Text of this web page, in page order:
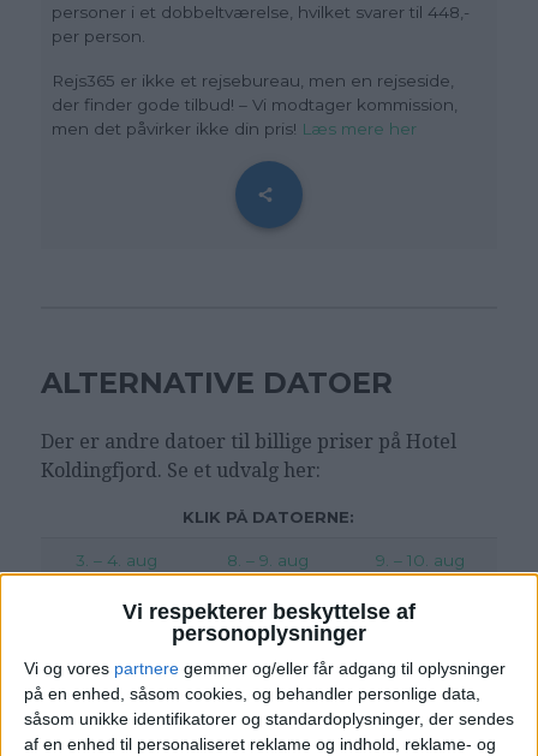
Vi respekterer beskyttelse af
personoplysninger
Vi og vores partnere gemmer og/eller får adgang til oplysninger
på en enhed, såsom cookies, og behandler personlige data,
såsom unikke identifikatorer og standardoplysninger, der sendes
af en enhed til personaliseret reklame og indhold, reklame- og
personer i et dobbeltværelse, hvilket svarer til 448,-
per person.
Rejs365 er ikke et rejsebureau, men en rejseside,
der finder gode tilbud! – Vi modtager kommission,
men det påvirker ikke din pris! Læs mere her
ALTERNATIVE DATOER
Der er andre datoer til billige priser på Hotel
Koldingfjord. Se et udvalg her:
KLIK PÅ DATOERNE:
3. – 4. aug 8. – 9. aug 9. – 10. aug
Læs videre efter Annoncen
Annonce